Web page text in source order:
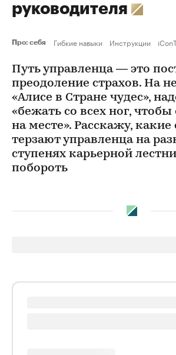
руководителя
Про: себя Гибкие навыки Инструкции
Путь управленца — это
преодоление страхов. На
«Алисе в Стране чудес»,
«бежать со всех ног, чтобы
на месте». Расскажу, какие
терзают управленца на
ступенях карьерной
побороть